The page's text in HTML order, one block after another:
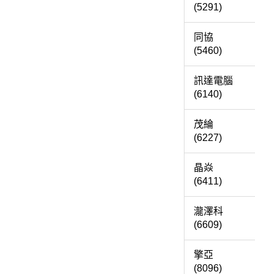
(5291)
同
(5460)
訊達
(6140)
茂
(6227)
晶
(6411)
瀧
(6609)
擎
(8096)